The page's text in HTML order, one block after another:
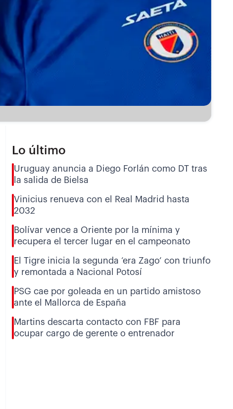
Lo último
Uruguay anuncia a Diego Forlán como DT tras
la salida de Bielsa
Vinicius renueva con el Real Madrid hasta
2032
Bolívar vence a Oriente por la mínima y
recupera el tercer lugar en el campeonato
El Tigre inicia la segunda ‘era Zago’ con triunfo
y remontada a Nacional Potosí
PSG cae por goleada en un partido amistoso
ante el Mallorca de España
Martins descarta contacto con FBF para
ocupar cargo de gerente o entrenador